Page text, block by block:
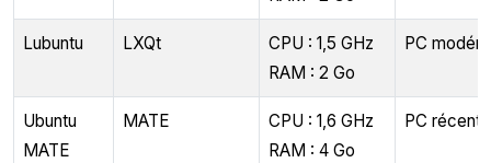
Lubuntu LXQt
CPU : 1,5 GHz
RAM : 2 Go
PC
Ubuntu
MATE
MATE
CPU : 1,6 GHz
RAM : 4 Go
PC récents